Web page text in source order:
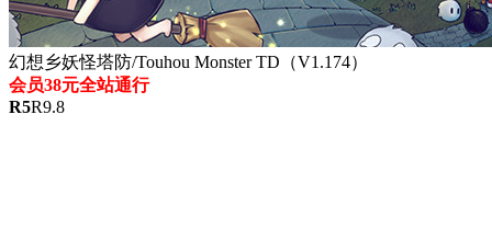
幻想乡妖怪塔防/Touhou Monster TD（V1.174）
会员38元全站通行
R5R9.8